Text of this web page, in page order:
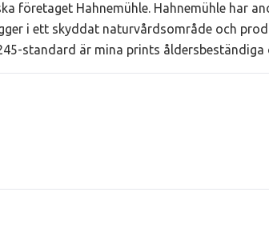
företaget Hahnemühle. Hahnemühle har
i ett skyddat naturvårdsområde och
standard är mina prints åldersbeständiga